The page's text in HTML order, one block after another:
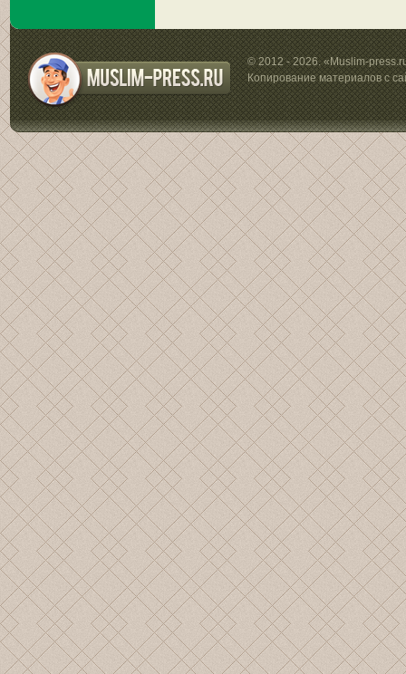
© 2012 - 2026. «Muslim-
Копирование материалов с